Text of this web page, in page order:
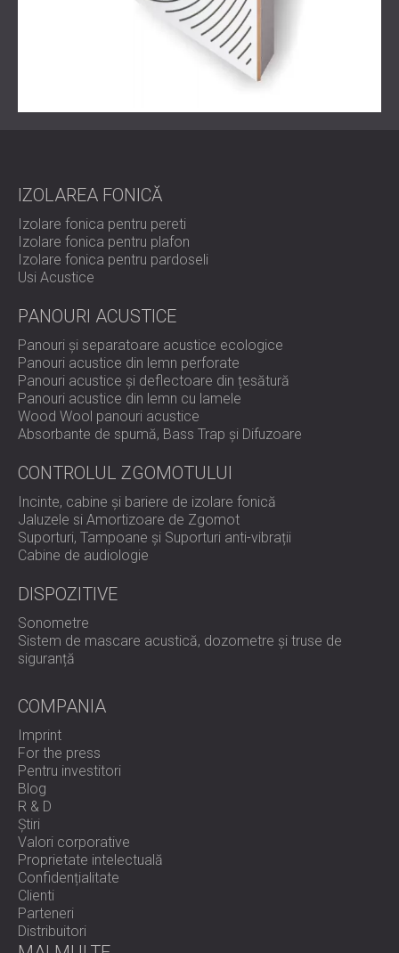
designul minimalist și modern. Prin tratarea peretelui din
spatele difuzoarelor, prima etapă a proiectului a redus
semnificativ reflexiile sunetului și a îmbunătățit claritatea
ascultării. Abordarea modulară permite tratamente
suplimentare în viitor, fără a afecta configurația actuală.
Rezultat
Panourile acustice instalate au adus o îmbunătățire vizibilă
a calității sunetului din camera de zi. Designul s-a aliniat
perfect cu preferințele vizuale ale clientului, iar tratamentul
s-a integrat perfect în interiorul casei. Clientul a fost foarte
mulțumit de rezultate și și-a exprimat interesul de a
continua cu a doua fază pentru a îmbunătăți acustica
camerei.
Ești gata să îmbunătățești sunetul din spațiul tău de
DECIBEL oferă soluții acustice personalizate pentru
locuințe private, camere media și spații de locuit comune.
Contactați echipa noastră pentru a planifica o soluție
IZOLAREA FONICĂ
Izolare fonica pentru pereti
Izolare fonica pentru plafon
Izolare fonica pentru pardoseli
Usi Acustice
PANOURI ACUSTICE
Panouri și separatoare acustice ecologice
Panouri acustice din lemn perforate
Panouri acustice și deflectoare din țesătură
Panouri acustice din lemn cu lamele
Wood Wool panouri acustice
Absorbante de spumă, Bass Trap și Difuzoare
CONTROLUL ZGOMOTULUI
Incinte, cabine și bariere de izolare fonică
Jaluzele si Amortizoare de Zgomot
Suporturi, Tampoane și Suporturi anti-vibrații
Cabine de audiologie
DISPOZITIVE
Sonometre
Sistem de mascare acustică, dozometre și truse de
siguranță
COMPANIA
Imprint
For the press
Pentru investitori
Blog
R & D
Știri
Valori corporative
Proprietate intelectuală
Confidențialitate
Clienti
Parteneri
Distribuitori